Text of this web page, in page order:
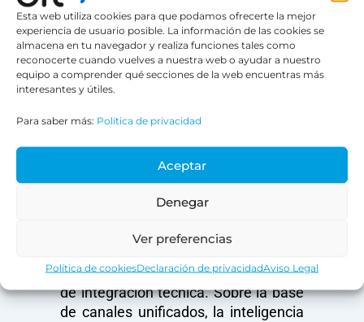
Esta web utiliza cookies para que podamos ofrecerte la mejor
experiencia de usuario posible. La información de las cookies se
almacena en tu navegador y realiza funciones tales como
reconocerte cuando vuelves a nuestra web o ayudar a nuestro
equipo a comprender qué secciones de la web encuentras más
interesantes y útiles.
Para saber más: Política de privacidad
Aceptar
Denegar
Ver preferencias
Política de cookiesDeclaración de privacidadAviso Legal
atención cercana y rápida, como las
asesorías y los despachos contables,
fiscales o laborales. Porque el
problema no es usar WhatsApp. El
problema es usarlo sin control, sin
el equipo. ConBitrix24 y sus planes
para despachos, cada conversación
queda integrada dentro del CRM y
accesible para todo el equipo.
El papel de la IA en un CRM
La omnicanalidad no es solo cuestión
de integración técnica. Sobre la base
de canales unificados, la inteligencia